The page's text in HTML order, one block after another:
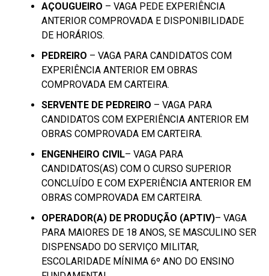
AÇOUGUEIRO – VAGA PEDE EXPERIÊNCIA
ANTERIOR COMPROVADA E DISPONIBILIDADE
DE HORÁRIOS.
PEDREIRO – VAGA PARA CANDIDATOS COM
EXPERIÊNCIA ANTERIOR EM OBRAS
COMPROVADA EM CARTEIRA.
SERVENTE DE PEDREIRO – VAGA PARA
CANDIDATOS COM EXPERIÊNCIA ANTERIOR EM
OBRAS COMPROVADA EM CARTEIRA.
ENGENHEIRO CIVIL– VAGA PARA
CANDIDATOS(AS) COM O CURSO SUPERIOR
CONCLUÍDO E COM EXPERIÊNCIA ANTERIOR EM
OBRAS COMPROVADA EM CARTEIRA.
OPERADOR(A) DE PRODUÇÃO (APTIV)– VAGA
PARA MAIORES DE 18 ANOS, SE MASCULINO SER
DISPENSADO DO SERVIÇO MILITAR,
ESCOLARIDADE MÍNIMA 6º ANO DO ENSINO